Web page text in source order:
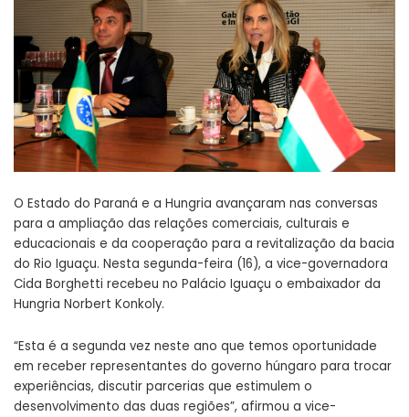
O Estado do Paraná e a Hungria avançaram nas conversas
para a ampliação das relações comerciais, culturais e
educacionais e da cooperação para a revitalização da bacia
do Rio Iguaçu. Nesta segunda-feira (16), a vice-governadora
Cida Borghetti recebeu no Palácio Iguaçu o embaixador da
Hungria Norbert Konkoly.
“Esta é a segunda vez neste ano que temos oportunidade
em receber representantes do governo húngaro para trocar
experiências, discutir parcerias que estimulem o
desenvolvimento das duas regiões”, afirmou a vice-